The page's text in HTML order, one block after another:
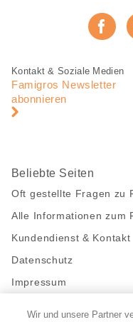
Fusszeile
Fusszeile
Navigation
Kontakt & Soziale Medien
Famigros Newsletter
abonnieren
Beliebte Seiten
Oft gestellte Fragen zu
Alle Informationen zum
Kundendienst & Kontakt
Datenschutz
Impressum
Bleibe mit uns in
Wir und unsere Partner